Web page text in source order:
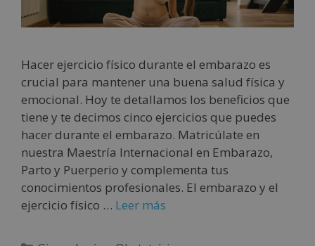
Hacer ejercicio físico durante el embarazo es
crucial para mantener una buena salud física y
emocional. Hoy te detallamos los beneficios que
tiene y te decimos cinco ejercicios que puedes
hacer durante el embarazo. Matricúlate en
nuestra Maestría Internacional en Embarazo,
Parto y Puerperio y complementa tus
conocimientos profesionales. El embarazo y el
ejercicio físico … Leer más